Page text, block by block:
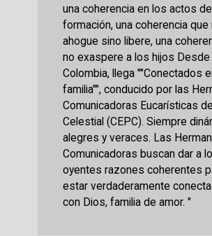
una coherencia en los actos
formación, una coherencia que
ahogue sino libere, una
no exaspere a los hijos Desde
Colombia, llega ""Conectados
familia"", conducido por las
Comunicadoras Eucarísticas
Celestial (CEPC). Siempre
alegres y veraces. Las
Comunicadoras buscan dar a
oyentes razones coherentes
estar verdaderamente
con Dios, familia de amor. "